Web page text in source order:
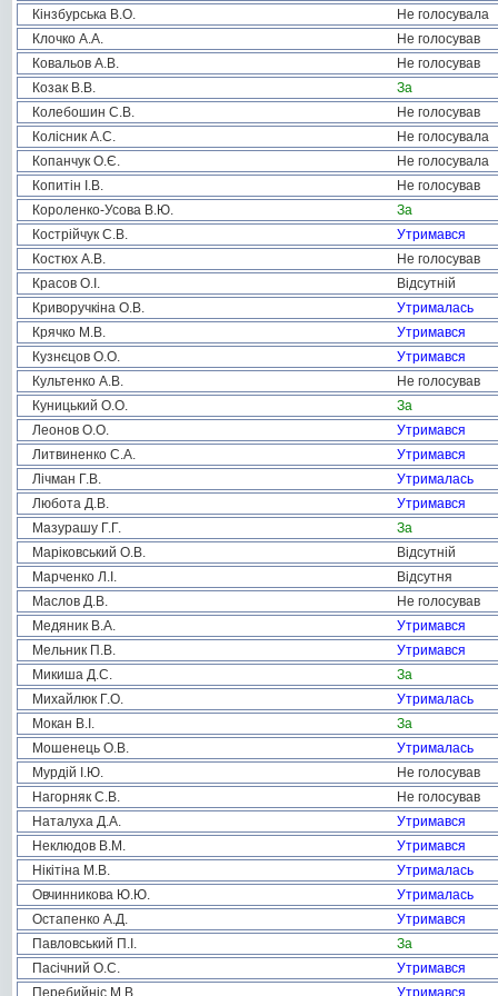
Кінзбурська В.О.
Не голосувала
Клочко А.А.
Не голосував
Ковальов А.В.
Не голосував
Козак В.В.
За
Колебошин С.В.
Не голосував
Колісник А.С.
Не голосувала
Копанчук О.Є.
Не голосувала
Копитін І.В.
Не голосував
Короленко-Усова В.Ю.
За
Кострійчук С.В.
Утримався
Костюх А.В.
Не голосував
Красов О.І.
Відсутній
Криворучкіна О.В.
Утрималась
Крячко М.В.
Утримався
Кузнєцов О.О.
Утримався
Культенко А.В.
Не голосував
Куницький О.О.
За
Леонов О.О.
Утримався
Литвиненко С.А.
Утримався
Лічман Г.В.
Утрималась
Любота Д.В.
Утримався
Мазурашу Г.Г.
За
Маріковський О.В.
Відсутній
Марченко Л.І.
Відсутня
Маслов Д.В.
Не голосував
Медяник В.А.
Утримався
Мельник П.В.
Утримався
Микиша Д.С.
За
Михайлюк Г.О.
Утрималась
Мокан В.І.
За
Мошенець О.В.
Утрималась
Мурдій І.Ю.
Не голосував
Нагорняк С.В.
Не голосував
Наталуха Д.А.
Утримався
Неклюдов В.М.
Утримався
Нікітіна М.В.
Утрималась
Овчинникова Ю.Ю.
Утрималась
Остапенко А.Д.
Утримався
Павловський П.І.
За
Пасічний О.С.
Утримався
Перебийніс М.В.
Утримався